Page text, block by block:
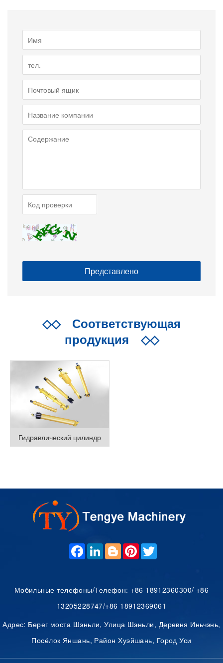
◇◇Соответствующая
продукция ◇◇
Гидравлический цилиндр
F
A
C
O
O
K
L
I
N
D
I
N
B
L
O
E
R
P
I
N
R
E
S
T
T
W
I
E
R
Мобильные телефоны/Телефон: +86 18912360300/ +86
13205228747/+86 18912369061
Адрес: Берег моста Шэньли, Улица Шэньли, Деревня Иньчэнь,
Посёлок Яншань, Район Хуэйшань, Город Уси